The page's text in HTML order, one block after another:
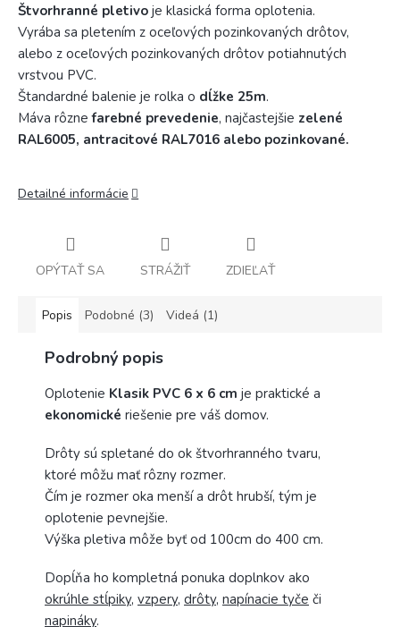
Štvorhranné pletivo je klasická forma oplotenia.
Vyrába sa pletením z oceľových pozinkovaných drôtov,
alebo z oceľových pozinkovaných drôtov potiahnutých
vrstvou PVC.
Štandardné balenie je rolka o dĺžke 25m.
Máva rôznefarebné prevedenie, najčastejšie zelené
RAL6005, antracitové RAL7016 alebo pozinkované.
Detailné informácie
OPÝTAŤ SA STRÁŽIŤ ZDIEĽAŤ
Popis Podobné (3) Videá (1)
Podrobný popis
Oplotenie Klasik PVC 6 x 6 cm je praktické a
ekonomické riešenie pre váš domov.
Drôty sú spletané do ok štvorhranného tvaru,
ktoré môžu mať rôzny rozmer.
Čím je rozmer oka menší a drôt hrubší, tým je
oplotenie pevnejšie.
Výška pletiva môže byť od 100cm do 400 cm.
Dopĺňa ho kompletná ponuka doplnkov ako
okrúhle stĺpiky, vzpery, drôty, napínacie tyče či
napináky.